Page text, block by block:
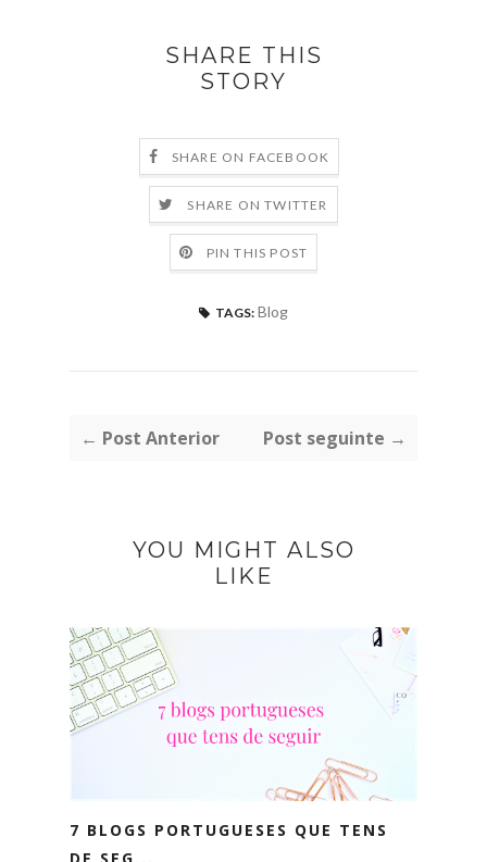
SHARE THIS
STORY
SHARE ON FACEBOOK
SHARE ON TWITTER
PIN THIS POST
TAGS: Blog
← Post Anterior Post seguinte →
YOU MIGHT ALSO
LIKE
7 BLOGS PORTUGUESES QUE TENS